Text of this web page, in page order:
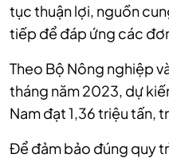
tục thuận lợi, nguồn
tiếp để đáp ứng các
Theo Bộ Nông nghiệp
tháng năm 2023, dự
Nam đạt 1,36 triệu tấn,
Để đảm bảo đúng quy